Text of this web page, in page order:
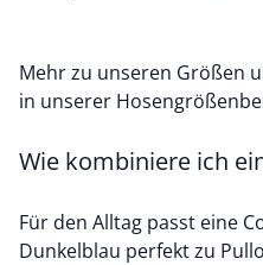
Mehr zu unseren Größen
in unserer
Wie kombiniere ich
Für den Alltag passt eine
Dunkelblau perfekt zu